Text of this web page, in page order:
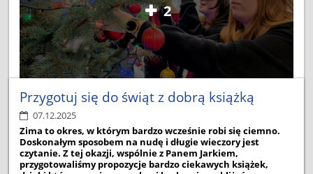
2
W naszej szkole na dolnym korytarzu po raz kolejny stanęła
piękna, żywa choinka podarowana przez Państwa Siwików,
za co składamy serdeczne podziękowania. Drzewko,
starannie wybrane i majestatycznie ozdobione przez
Przygotuj się do świąt z dobrą książką
07.12.2025
Zima to okres, w którym bardzo wcześnie robi się ciemno.
Doskonałym sposobem na nudę i długie wieczory jest
czytanie. Z tej okazji, wspólnie z Panem Jarkiem,
przygotowaliśmy propozycje bardzo ciekawych książek,